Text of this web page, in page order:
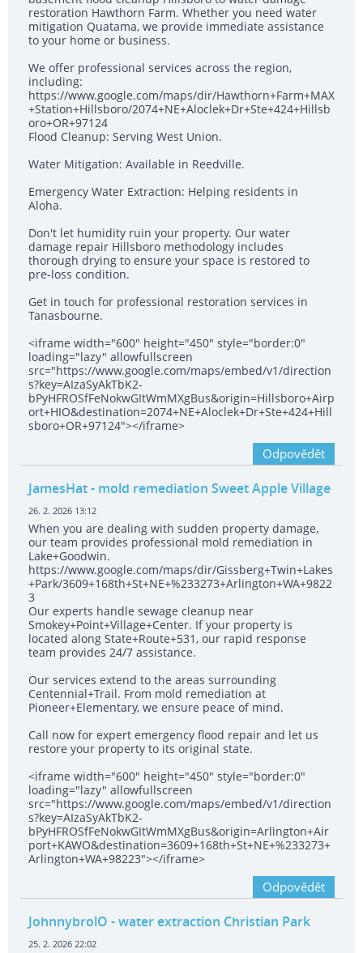
restoration Hawthorn Farm. Whether you need water
mitigation Quatama, we provide immediate assistance
to your home or business.
We offer professional services across the region,
including:
https://www.google.com/maps/dir/Hawthorn+Farm+MAX
+Station+Hillsboro/2074+NE+Aloclek+Dr+Ste+424+Hillsb
oro+OR+97124
Flood Cleanup: Serving West Union.
Water Mitigation: Available in Reedville.
Emergency Water Extraction: Helping residents in
Aloha.
Don't let humidity ruin your property. Our water
damage repair Hillsboro methodology includes
thorough drying to ensure your space is restored to
pre-loss condition.
Get in touch for professional restoration services in
Tanasbourne.
<iframe width="600" height="450" style="border:0"
loading="lazy" allowfullscreen
src="https://www.google.com/maps/embed/v1/direction
s?key=AIzaSyAkTbK2-
bPyHFROSfFeNokwGItWmMXgBus&origin=Hillsboro+Airp
ort+HIO&destination=2074+NE+Aloclek+Dr+Ste+424+Hill
sboro+OR+97124"></iframe>
Odpovědět
JamesHat- mold remediation Sweet Apple Village
26. 2. 2026 13:12
When you are dealing with sudden property damage,
our team provides professional mold remediation in
Lake+Goodwin.
https://www.google.com/maps/dir/Gissberg+Twin+Lakes
+Park/3609+168th+St+NE+%233273+Arlington+WA+9822
3
Our experts handle sewage cleanup near
Smokey+Point+Village+Center. If your property is
located along State+Route+531, our rapid response
team provides 24/7 assistance.
Our services extend to the areas surrounding
Centennial+Trail. From mold remediation at
Pioneer+Elementary, we ensure peace of mind.
Call now for expert emergency flood repair and let us
restore your property to its original state.
<iframe width="600" height="450" style="border:0"
loading="lazy" allowfullscreen
src="https://www.google.com/maps/embed/v1/direction
s?key=AIzaSyAkTbK2-
bPyHFROSfFeNokwGItWmMXgBus&origin=Arlington+Air
port+KAWO&destination=3609+168th+St+NE+%233273+
Arlington+WA+98223"></iframe>
Odpovědět
JohnnybrolO - water extraction Christian Park
25. 2. 2026 22:02